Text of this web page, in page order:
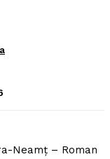
Neamţ – Roman